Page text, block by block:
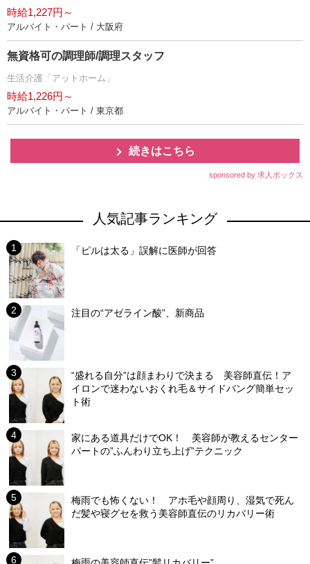
時給1,227円～
アルバイト・パート / 大阪府
無資格可の調理師/調理スタッフ
生活介護「アットホーム」
時給1,226円～
アルバイト・パート / 東京都
続きはこちら
sponsored by 求人ボックス
人気記事ランキング
「ピルは太る」誤解に医師が回答
注目の“アゼライン酸”、新商品
“盛れる自分”は顔まわりで決まる 美容師直伝！ア
イロンで迷わないおくれ毛＆サイドバング簡単セッ
ト術
家にある道具だけでOK！ 美容師が教えるセンター
パートの”ふんわり立ち上げ”テクニック
梅雨でも怖くない！ アホ毛や顔周り、湿気で死ん
だ髪や寝グセを救う美容師直伝のリカバリー術